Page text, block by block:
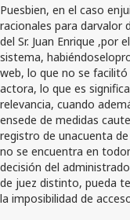
Puesbien, en el caso
racionales para darvalor
del Sr. Juan Enrique ,por
sistema,
web, lo que no se
actora, lo que es
relevancia, cuando
ensede de medidas
registro de unacuenta
no se encuentra en
decisión del
de juez distinto, pueda
la imposibilidad de